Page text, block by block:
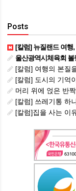
Posts
[칼럼] 뉴질랜드 여행
울산광역시체육회 볼링 남혜
[칼럼] 여행의 본질을 묻다:
[칼럼] 도시의 기억이 미래
머리 위에 얹은 반짝
[칼럼] 쓰레기통 하
[칼럼]집을 사는 이유가